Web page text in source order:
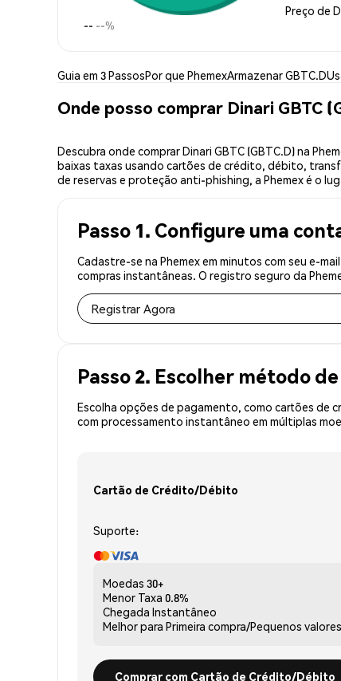
Preço de
-- --%
Guia em 3 PassosPor que PhemexArmazenar GBTC.D
Onde posso comprar Dinari GBTC
Descubra onde comprar Dinari GBTC (GBTC.D) na
baixas taxas usando cartões de crédito, débito,
de reservas e proteção anti-phishing, a Phemex é o
Passo 1. Configure uma
Cadastre-se na Phemex em minutos com seu e-
compras instantâneas. O registro seguro da
Registrar Agora
Passo 2. Escolher método
Escolha opções de pagamento, como cartões de
com processamento instantâneo em múltiplas
Cartão de Crédito/Débito
Suporte:
Moedas 30+
Menor Taxa 0.8%
Chegada Instantâneo
Melhor para Primeira compra/Pequenos valores
Comprar com Cartão de Crédito/Débito